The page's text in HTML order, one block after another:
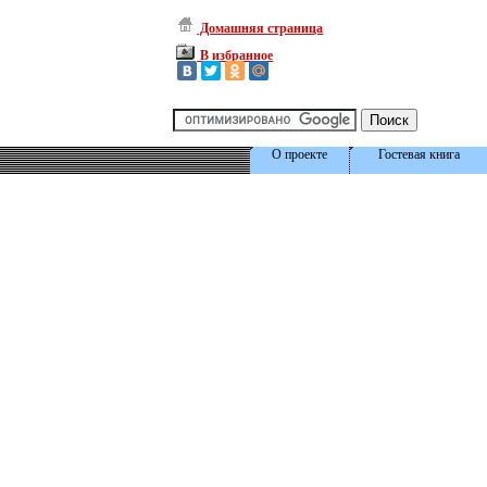
Домашняя страница
В избранное
Гостевая книга
О проекте